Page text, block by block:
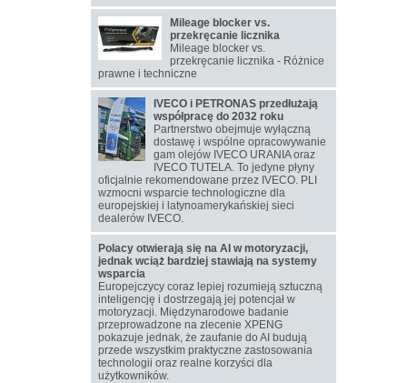
Mileage blocker vs.
przekręcanie licznika
Mileage blocker vs.
przekręcanie licznika - Różnice
prawne i techniczne
IVECO i PETRONAS przedłużają
współpracę do 2032 roku
Partnerstwo obejmuje wyłączną
dostawę i wspólne opracowywanie
gam olejów IVECO URANIA oraz
IVECO TUTELA. To jedyne płyny
oficjalnie rekomendowane przez IVECO. PLI
wzmocni wsparcie technologiczne dla
europejskiej i latynoamerykańskiej sieci
dealerów IVECO.
Polacy otwierają się na AI w motoryzacji,
jednak wciąż bardziej stawiają na systemy
wsparcia
Europejczycy coraz lepiej rozumieją sztuczną
inteligencję i dostrzegają jej potencjał w
motoryzacji. Międzynarodowe badanie
przeprowadzone na zlecenie XPENG
pokazuje jednak, że zaufanie do AI budują
przede wszystkim praktyczne zastosowania
technologii oraz realne korzyści dla
użytkowników.